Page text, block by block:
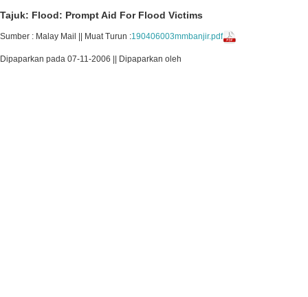
Tajuk: Flood: Prompt Aid For Flood Victims
Sumber : Malay Mail || Muat Turun :190406003mmbanjir.pdf
Dipaparkan pada 07-11-2006 || Dipaparkan oleh